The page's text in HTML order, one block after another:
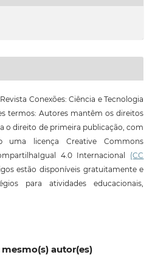
Conexões: Ciência e Tecnologia
termos: Autores mantêm os direitos
o direito de primeira publicação, com
uma licença Creative Commons
4.0 Internacional (CC
estão disponíveis gratuitamente e
para atividades educacionais,
autor(es)